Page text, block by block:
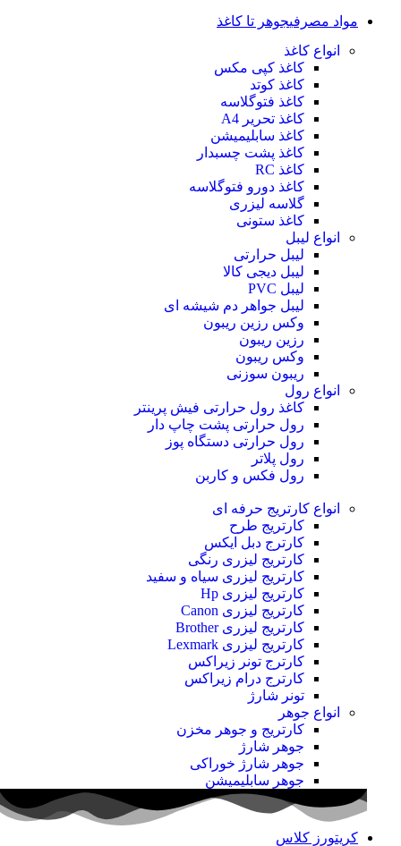
مواد مصرفیجوهر تا کاغذ
انواع کاغذ
کاغذ کپی مکس
کاغذ کوتد
کاغذ فتوگلاسه
کاغذ تحریر A4
کاغذ سابلیمیشن
کاغذ پشت چسبدار
کاغذ RC
کاغذ دورو فتوگلاسه
گلاسه لیزری
کاغذ ستونی
انواع لیبل
لیبل حرارتی
لیبل دیجی کالا
لیبل PVC
لیبل جواهر دم شیشه ای
وکس رزین ریبون
رزین ریبون
وکس ریبون
ریبون سوزنی
انواع رول
کاغذ رول حرارتی فیش پرینتر
رول حرارتی پشت چاپ دار
رول حرارتی دستگاه پوز
رول پلاتر
رول فکس و کاربن
انواع کارتریج حرفه ای
کارتریج طرح
کارترج دبل ایکس
کارتریج لیزری رنگی
کارتریج لیزری سیاه و سفید
کارتریج لیزری Hp
کارتریج لیزری Canon
کارتریج لیزری Brother
کارتریج لیزری Lexmark
کارترج تونر زیراکس
کارترج درام زیراکس
تونر شارژ
انواع جوهر
کارتریج و جوهر مخزن
جوهر شارژ
جوهر شارژ خوراکی
جوهر سابلیمیشن
کریتورز کلاس